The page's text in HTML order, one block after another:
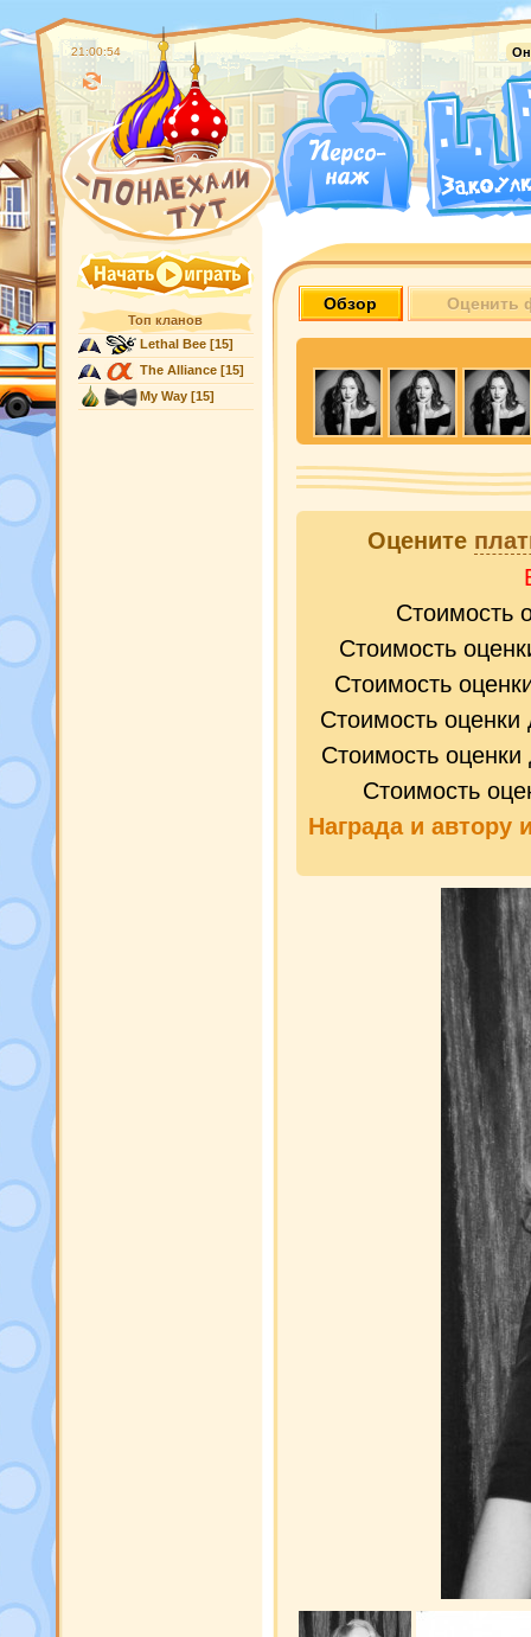
21:00:55
Топ кланов
Lethal Bee[15]
The Alliance[15]
My Way[15]
Обзор Оценить
Оцените
Стоимость
Стоимость
Стоимость
Стоимость
Стоимость
Стоимость
Награда и автору